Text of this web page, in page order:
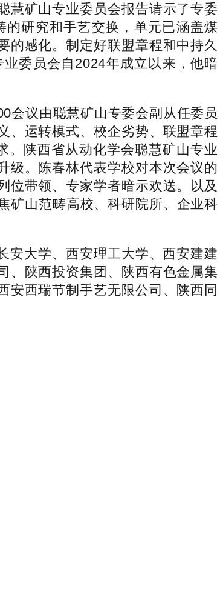
慧矿山专业委员会报告请示了专委
研究和手艺交换，单元已涵盖煤
的感化。制定好联盟章程和中持久
委员会自2024年成立以来，他暗
议由聪慧矿山专委会副从任委员
、运转模式、校企劣势、联盟章程
。陕西省从动化学会聪慧矿山专业
级。陈春林代表学校对本次会议的
位带领、专家学者暗示欢送。以及
矿山范畴高校、科研院所、企业科
大学、西安理工大学、西安建建
、陕西投资集团、陕西有色金属集
安西瑞节制手艺无限公司、陕西同